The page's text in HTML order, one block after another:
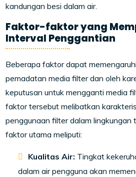
kandungan besi dalam air.
Faktor-faktor yang
Interval Penggantian
Beberapa faktor dapat
pemadatan media filter dan oleh
keputusan untuk mengganti media
faktor tersebut melibatkan
penggunaan filter dalam lingkungan
faktor utama meliputi:
Kualitas Air: Tingkat
dalam air pengguna akan